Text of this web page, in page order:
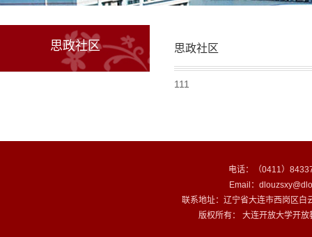
思政社区 思政社区
111
电话：（0411）
Email：
联系地址：辽宁省大连市西岗区白
版权所有： 大连开放大学开放